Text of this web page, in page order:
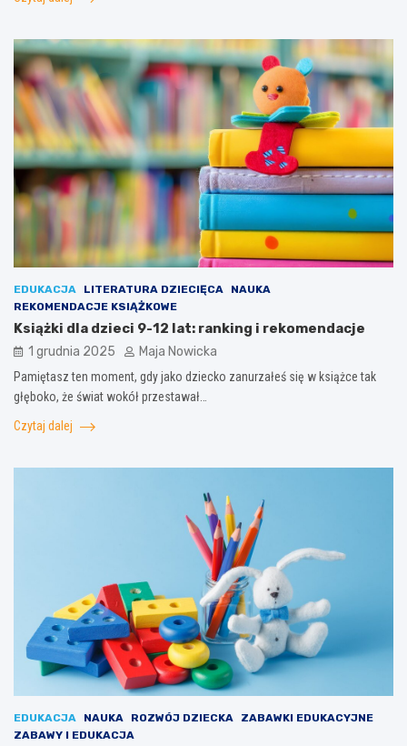
EDUKACJA LITERATURA DZIECIĘCA
NAUKA
REKOMENDACJE KSIĄŻKOWE
Książki dla dzieci 9-12 lat: ranking i rekomendacje
1 grudnia 2025 Maja Nowicka
Pamiętasz ten moment, gdy jako dziecko zanurzałeś się w książce tak
głęboko, że świat wokół przestawał…
Czytaj dalej
EDUKACJA NAUKA ROZWÓJ DZIECKA
ZABAWKI EDUKACYJNE
ZABAWY I EDUKACJA